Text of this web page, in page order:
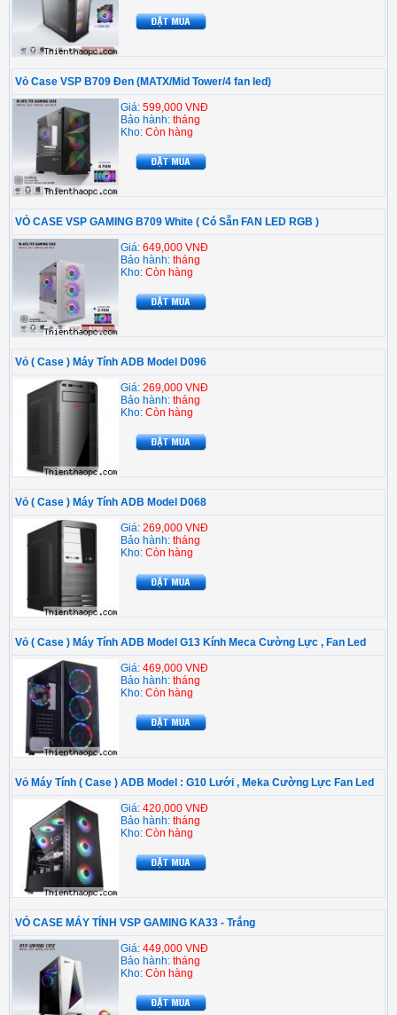
Vỏ Case VSP B709 Đen (MATX/Mid Tower/4 fan led)
Giá: 599,000 VNĐ
Bảo hành: tháng
Kho: Còn hàng
VỎ CASE VSP GAMING B709 White ( Có Sẵn FAN LED RGB )
Giá: 649,000 VNĐ
Bảo hành: tháng
Kho: Còn hàng
Vỏ ( Case ) Máy Tính ADB Model D096
Giá: 269,000 VNĐ
Bảo hành: tháng
Kho: Còn hàng
Vỏ ( Case ) Máy Tính ADB Model D068
Giá: 269,000 VNĐ
Bảo hành: tháng
Kho: Còn hàng
Vỏ ( Case ) Máy Tính ADB Model G13 Kính Meca Cường Lực , Fan Led
Giá: 469,000 VNĐ
Bảo hành: tháng
Kho: Còn hàng
Vỏ Máy Tính ( Case ) ADB Model : G10 Lưới , Meka Cường Lực Fan Led
Giá: 420,000 VNĐ
Bảo hành: tháng
Kho: Còn hàng
VỎ CASE MÁY TÍNH VSP GAMING KA33 - Trắng
Giá: 449,000 VNĐ
Bảo hành: tháng
Kho: Còn hàng